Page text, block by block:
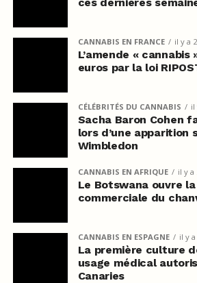
CANNABIS EN FRANCE il y a
L’amende «
euros par la loi
CÉLÉBRITÉS DU CANNABIS il
Sacha Baron Cohen
lors d’une apparition
Wimbledon
CANNABIS EN AFRIQUE il y a
Le Botswana ouvre
commerciale du
CANNABIS EN ESPAGNE il y
La première culture
usage médical
Canaries